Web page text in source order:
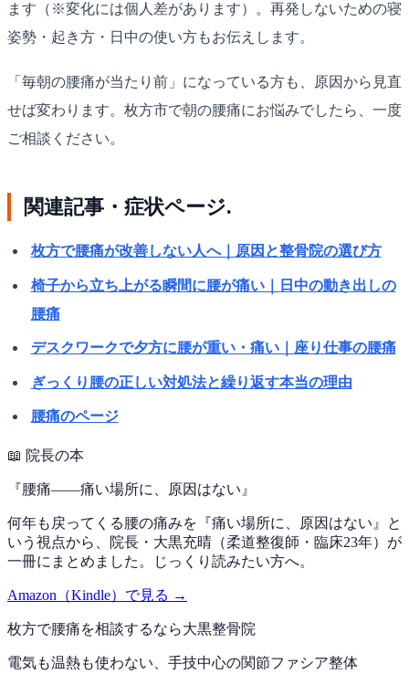
ます（※変化には個人差があります）。再発しないための寝
姿勢・起き方・日中の使い方もお伝えします。
「毎朝の腰痛が当たり前」になっている方も、原因から見直
せば変わります。枚方市で朝の腰痛にお悩みでしたら、一度
ご相談ください。
関連記事・症状ページ.
枚方で腰痛が改善しない人へ｜原因と整骨院の選び方
椅子から立ち上がる瞬間に腰が痛い｜日中の動き出しの
腰痛
デスクワークで夕方に腰が重い・痛い｜座り仕事の腰痛
ぎっくり腰の正しい対処法と繰り返す本当の理由
腰痛のページ
📖 院長の本
『腰痛——痛い場所に、原因はない 』
何年も戻ってくる腰の痛みを『痛い場所に、原因はない』と
いう視点から、院長・大黒充晴（柔道整復師・臨床23年）が
一冊にまとめました。じっくり読みたい方へ。
Amazon（Kindle）で見る →
枚方で腰痛を相談するなら大黒整骨院
電気も温熱も使わない、手技中心の関節ファシア整体